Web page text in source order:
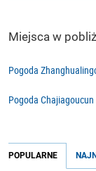
Miejsca w
Pogoda
Pogoda Chajiagoucun
POPULARNE